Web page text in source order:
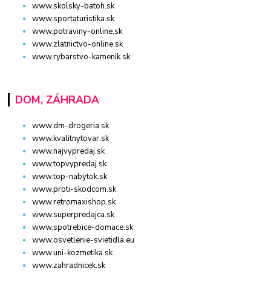
www.skolsky-batoh.sk
www.sportaturistika.sk
www.potraviny-online.sk
www.zlatnictvo-online.sk
www.rybarstvo-kamenik.sk
DOM, ZÁHRADA
www.dm-drogeria.sk
www.kvalitnytovar.sk
www.najvypredaj.sk
www.topvypredaj.sk
www.top-nabytok.sk
www.proti-skodcom.sk
www.retromaxishop.sk
www.superpredajca.sk
www.spotrebice-domace.sk
www.osvetlenie-svietidla.eu
www.uni-kozmetika.sk
www.zahradnicek.sk